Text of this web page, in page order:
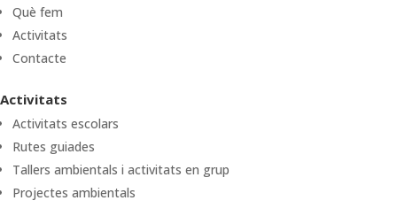
Què fem
Activitats
Contacte
Activitats
Activitats escolars
Rutes guiades
Tallers ambientals i activitats en grup
Projectes ambientals